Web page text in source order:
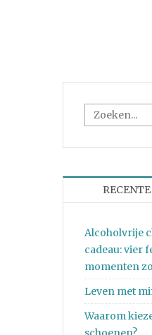
Alcoholvrije
cadeau: vier
momenten
Leven met
Waarom